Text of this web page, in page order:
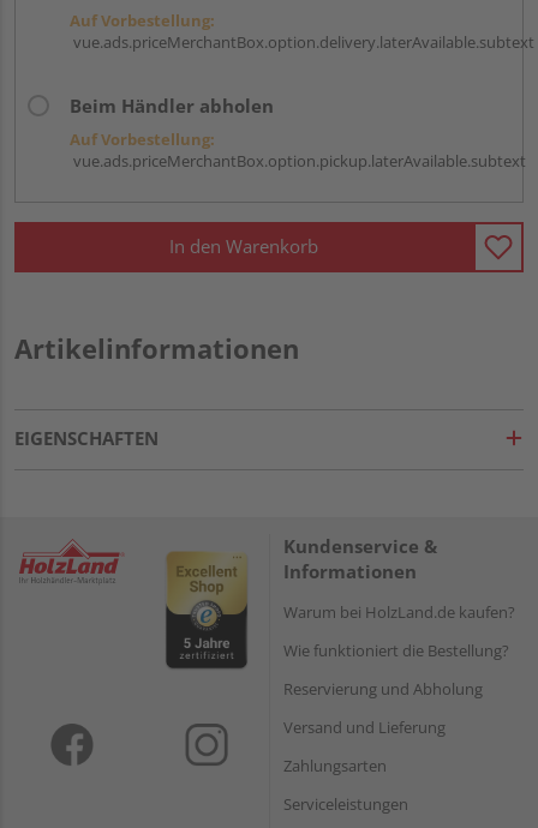
Auf Vorbestellung:
vue.ads.priceMerchantBox.option.delivery.laterAvailable.subtext
Beim Händler abholen
Auf Vorbestellung:
vue.ads.priceMerchantBox.option.pickup.laterAvailable.subtext
In den Warenkorb
Artikelinformationen
EIGENSCHAFTEN
Kundenservice &
Informationen
Warum bei HolzLand.de kaufen?
Wie funktioniert die Bestellung?
Reservierung und Abholung
Versand und Lieferung
Zahlungsarten
Serviceleistungen